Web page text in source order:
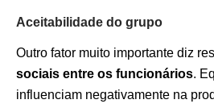
Aceitabilidade do grupo
Outro fator muito importante diz
sociais entre os funcionários.
influenciam negativamente na